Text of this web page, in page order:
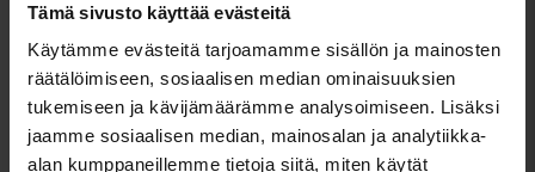
Tämä sivusto käyttää evästeitä
Käytämme evästeitä tarjoamamme sisällön ja mainosten
räätälöimiseen, sosiaalisen median ominaisuuksien
tukemiseen ja kävijämäärämme analysoimiseen. Lisäksi
jaamme sosiaalisen median, mainosalan ja analytiikka-
alan kumppaneillemme tietoja siitä, miten käytät
Automerkit